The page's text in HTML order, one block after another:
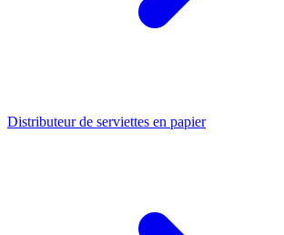
Distributeur de serviettes en papier